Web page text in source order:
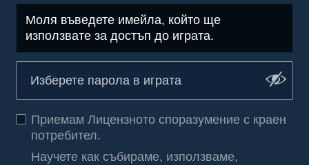
Моля въведете имейла, който ще
използвате за достъп до играта.
Приемам Лицензното споразумение с краен
потребител.
Научете как събираме, използваме,